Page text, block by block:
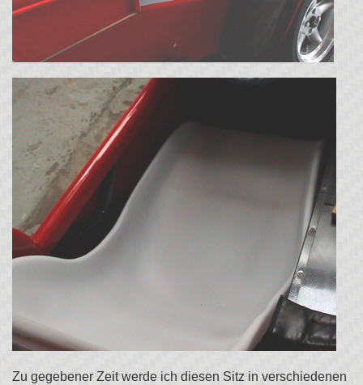
Zu gegebener Zeit werde ich diesen Sitz in verschiedenen